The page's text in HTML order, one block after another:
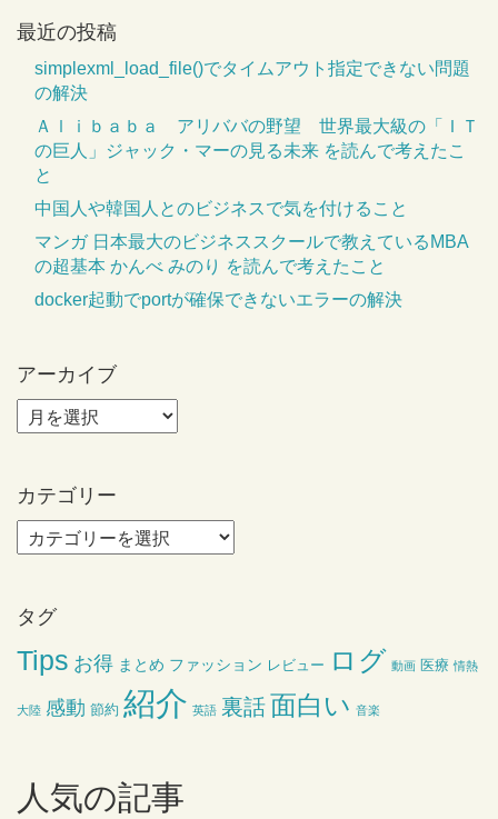
最近の投稿
simplexml_load_file()でタイムアウト指定できない問題
の解決
Ａｌｉｂａｂａ アリババの野望 世界最大級の「ＩＴ
の巨人」ジャック・マーの見る未来 を読んで考えたこ
と
中国人や韓国人とのビジネスで気を付けること
マンガ 日本最大のビジネススクールで教えているMBA
の超基本 かんべ みのり を読んで考えたこと
docker起動でportが確保できないエラーの解決
アーカイブ
カテゴリー
タグ
Tips お得 まとめ ファッション レビュー ログ 動画 医療 情熱
大陸 感動 節約 紹介 英語 裏話面白い 音楽
人気の記事